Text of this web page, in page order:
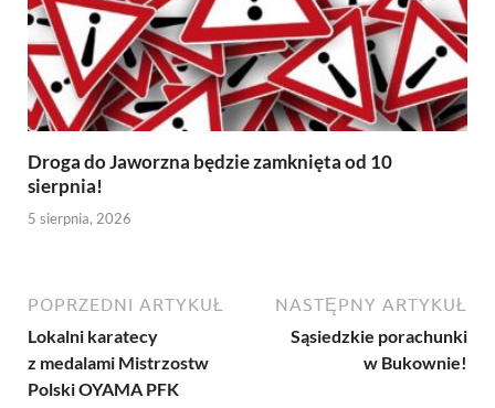
Droga do Jaworzna będzie zamknięta od 10
sierpnia!
5 sierpnia, 2026
POPRZEDNI ARTYKUŁ
Lokalni karatecy
z medalami Mistrzostw
Polski OYAMA PFK
NASTĘPNY ARTYKUŁ
Sąsiedzkie porachunki
w Bukownie!